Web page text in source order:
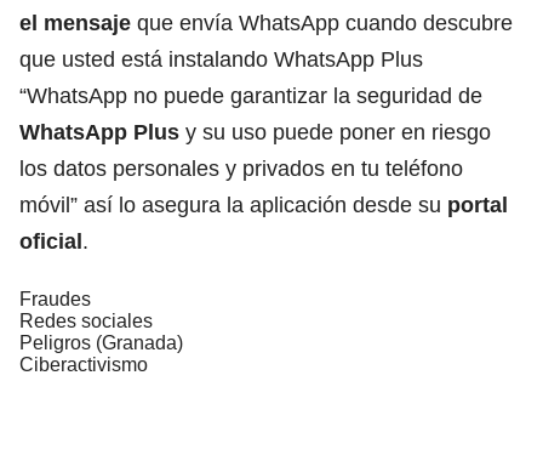
el mensaje que envía WhatsApp cuando descubre
que usted está instalando WhatsApp Plus
“WhatsApp no puede garantizar la seguridad de
WhatsApp Plus y su uso puede poner en riesgo
los datos personales y privados en tu teléfono
móvil” así lo asegura la aplicación desde su portal
oficial.
Fraudes
Redes sociales
Peligros (Granada)
Ciberactivismo